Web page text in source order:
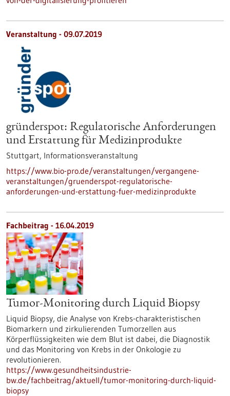
Veranstaltung - 09.07.2019
gründerspot: Regulatorische Anforderungen
und Erstattung für Medizinprodukte
Stuttgart, Informationsveranstaltung
https://www.bio-pro.de/veranstaltungen/vergangene-
veranstaltungen/gruenderspot-regulatorische-
anforderungen-und-erstattung-fuer-medizinprodukte
Fachbeitrag - 16.04.2019
Tumor-Monitoring durch Liquid Biopsy
Liquid Biopsy, die Analyse von Krebs-charakteristischen
Biomarkern und zirkulierenden Tumorzellen aus
Körperflüssigkeiten wie dem Blut ist dabei, die Diagnostik
und das Monitoring von Krebs in der Onkologie zu
revolutionieren.
https://www.gesundheitsindustrie-
bw.de/fachbeitrag/aktuell/tumor-monitoring-durch-liquid-
biopsy